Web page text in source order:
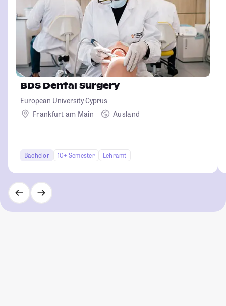
BDS Dental Surgery
European University Cyprus
Frankfurt am Main
Ausland
Bachelor 10+ Semester Lehramt